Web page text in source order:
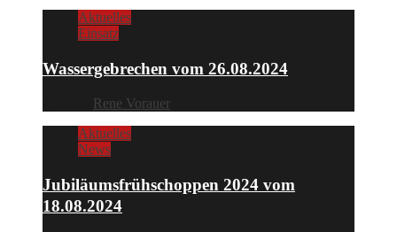
Aktuelles
Einsatz
Wassergebrechen vom 26.08.2024
Rene Vorauer
Aktuelles
News
Jubiläumsfrühschoppen 2024 vom
18.08.2024